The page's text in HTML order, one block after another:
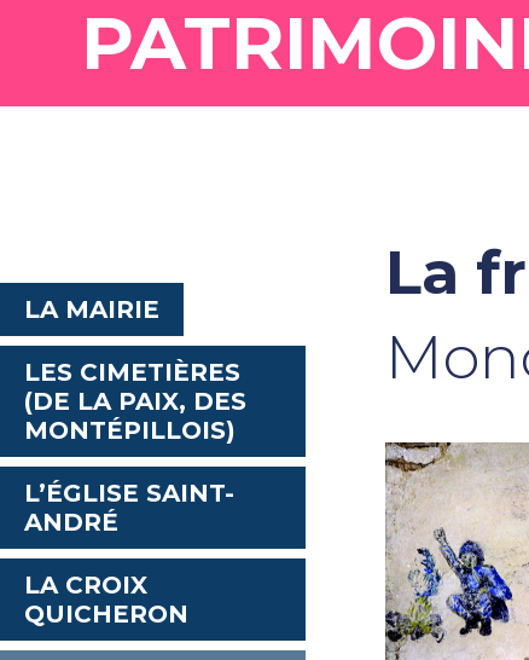
LA MAIRIE
LES CIMETIÈRES
(DE LA PAIX, DES
MONTÉPILLOIS)
L’ÉGLISE SAINT-
ANDRÉ
LA CROIX
QUICHERON
La